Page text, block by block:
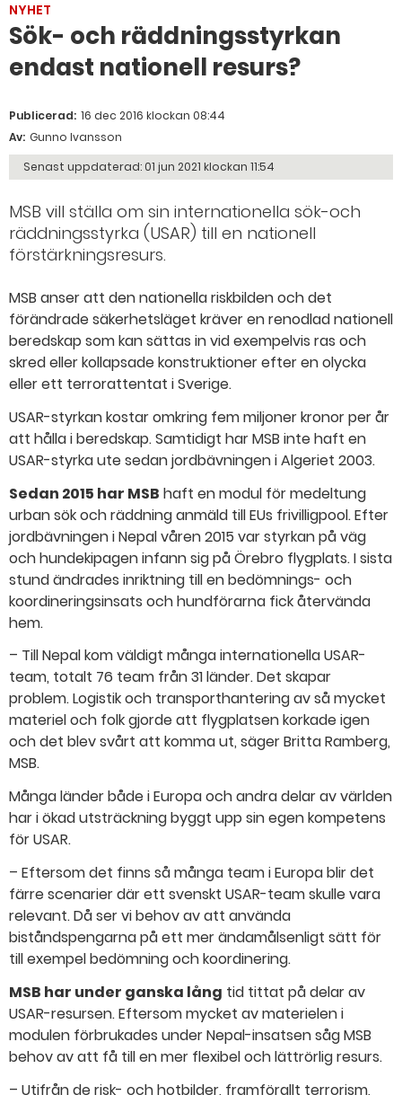
NYHET
Sök- och räddningsstyrkan
endast nationell resurs?
Publicerad: 16 dec 2016 klockan 08:44
Av: Gunno Ivansson
Senast uppdaterad: 01 jun 2021 klockan 11:54
MSB vill ställa om sin internationella sök-och
räddningsstyrka (USAR) till en nationell
förstärkningsresurs.
MSB anser att den nationella riskbilden och det
förändrade säkerhetsläget kräver en renodlad nationell
beredskap som kan sättas in vid exempelvis ras och
skred eller kollapsade konstruktioner efter en olycka
eller ett terrorattentat i Sverige.
USAR-styrkan kostar omkring fem miljoner kronor per år
att hålla i beredskap. Samtidigt har MSB inte haft en
USAR-styrka ute sedan jordbävningen i Algeriet 2003.
Sedan 2015 har MSB haft en modul för medeltung
urban sök och räddning anmäld till EUs frivilligpool. Efter
jordbävningen i Nepal våren 2015 var styrkan på väg
och hund­ekipagen infann sig på Örebro flygplats. I sista
stund ändrades inriktning till en bedömnings- och
koordineringsinsats och hundförarna fick återvända
hem.
– Till Nepal kom väldigt många internationella USAR-
team, totalt 76 team från 31 länder. Det skapar
problem. Logistik och transporthantering av så mycket
materiel och folk gjorde att flygplatsen korkade igen
och det blev svårt att komma ut, säger Britta Ramberg,
MSB.
Många länder både i Europa och andra delar av världen
har i ökad utsträckning byggt upp sin egen kompetens
för USAR.
– Eftersom det finns så många team i Europa blir det
färre scenarier där ett svenskt USAR-team skulle vara
relevant. Då ser vi behov av att använda
biståndspengarna på ett mer ändamålsenligt sätt för
till exempel bedömning och koordinering.
MSB har under ganska lång tid tittat på delar av
USAR-resursen. Eftersom mycket av materielen i
modulen förbrukades under Nepal-insatsen såg MSB
behov av att få till en mer flexibel och lättrörlig resurs.
– Utifrån de risk- och hotbilder, framförallt terrorism,